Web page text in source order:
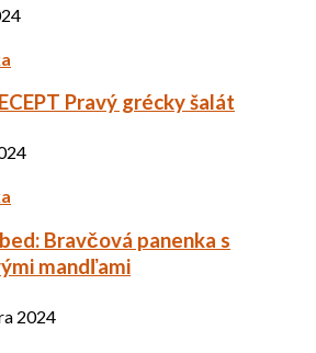
Pravý grécky šalát
Bravčová panenka s
mandľami
2024